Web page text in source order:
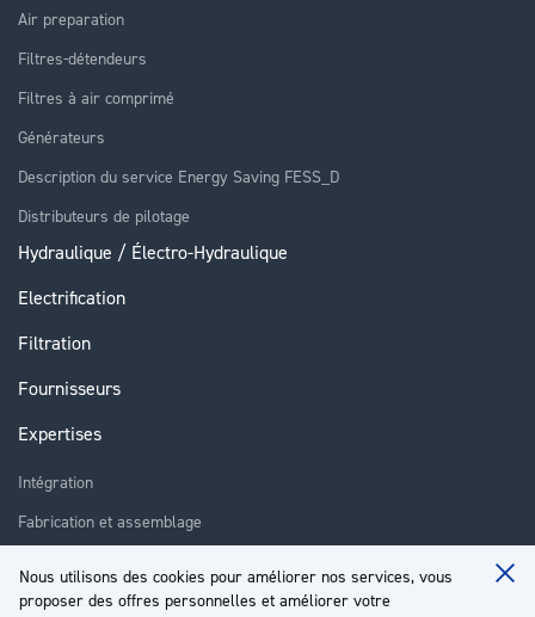
Nous utilisons des cookies pour améliorer nos services, vous
proposer des offres personnelles et améliorer votre
Air preparation
Filtres-détendeurs
Filtres à air comprimé
Générateurs
Description du service Energy Saving FESS_D
Distributeurs de pilotage
Hydraulique / Électro-Hydraulique
Electrification
Filtration
Fournisseurs
Expertises
Intégration
Fabrication et assemblage
Réparation